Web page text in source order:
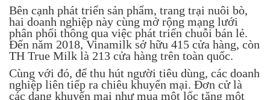
Bên cạnh phát triển sản phẩm, trang trại nuôi bò,
hai doanh nghiệp này cùng mở rộng mạng lưới
phân phối thông qua việc phát triển chuỗi bán lẻ.
Đến năm 2018, Vinamilk sở hữu 415 cửa hàng, còn
TH True Milk là 213 cửa hàng trên toàn quốc.
Cùng với đó, để thu hút người tiêu dùng, các doanh
nghiệp liên tiếp ra chiêu khuyến mại. Đơn cử là
các dạng khuyến mại như mua một lốc tặng một